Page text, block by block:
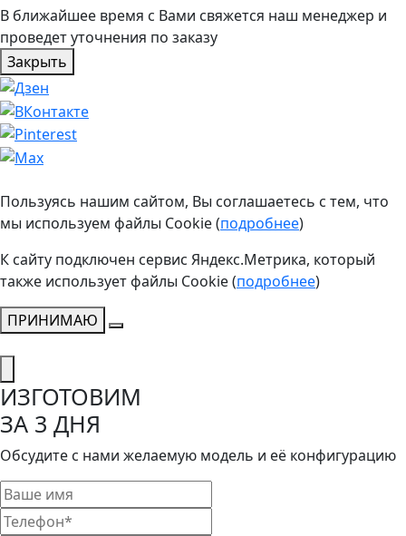
В ближайшее время с Вами свяжется наш менеджер и
проведет уточнения по заказу
Закрыть
Пользуясь нашим сайтом, Вы соглашаетесь с тем, что
мы используем файлы Cookie (подробнее)
К сайту подключен сервис Яндекс.Метрика, который
также использует файлы Cookie (подробнее)
ПРИНИМАЮ
ИЗГОТОВИМ
ЗА 3 ДНЯ
Обсудите с нами желаемую модель и её конфигурацию